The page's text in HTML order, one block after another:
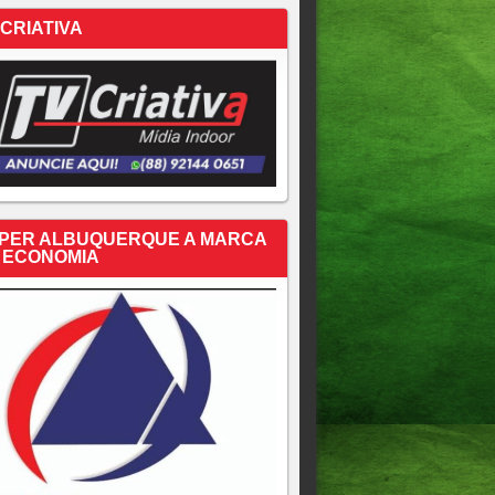
ALBUQUERQUE A MARCA
ECONOMIA